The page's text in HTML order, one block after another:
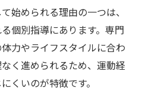
イエット方法とは
ルジムで続くダイエット
ない人も無理なく継続で
始められる理由の一つは、
個別指導にあります。専門
力やライフスタイルに合わ
く進められるため、運動経
くいのが特徴です。